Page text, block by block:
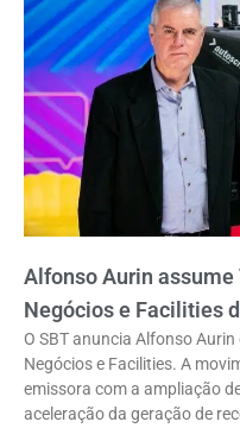
Alfonso Aurin
Negócios e Facilities
O SBT anuncia Alfonso
Negócios e Facilities. A
emissora com a ampliação
aceleração da geração de